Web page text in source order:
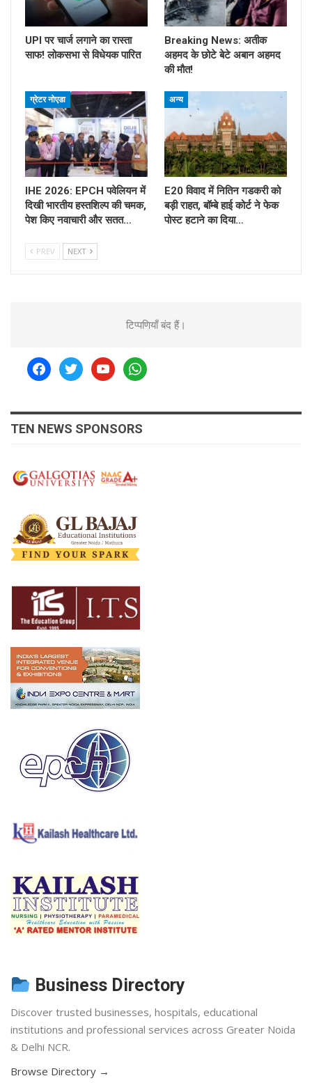
UPI पर चार्ज लगाने का रास्ता
साफ! लोकसभा से विधेयक पारित
Breaking News: अतीक
अहमद के छोटे बेटे अबान अहमद
की मौत!
ग्रेटर नोएडा
IHE 2026: EPCH पवेलियन में
दिखी भारतीय हस्तशिल्प की चमक,
पेश किए नवाचारी और सतत…
अन्य
E20 विवाद में नितिन गडकरी को
बड़ी राहत, बॉम्बे हाई कोर्ट ने फेक
पोस्ट हटाने का दिया…
PREV NEXT
टिप्पणियाँ बंद हैं।
facebooktwitteryoutubewhatsapp
TEN NEWS SPONSORS
Business Directory
Discover trusted businesses, hospitals, educational
institutions and professional services across Greater Noida
& Delhi NCR.
Browse Directory →